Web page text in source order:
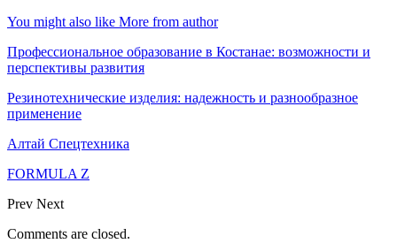
You might also like More from author
Профессиональное образование в Костанае: возможности и
перспективы развития
Резинотехнические изделия: надежность и разнообразное
применение
Алтай Спецтехника
FORMULA Z
Prev Next
Comments are closed.